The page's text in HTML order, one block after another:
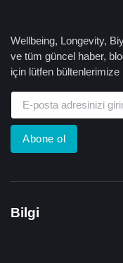
Wellbeing, Longevity,
ve tüm güncel haber,
için lütfen bültenlerimize
Abone ol
Bilgi